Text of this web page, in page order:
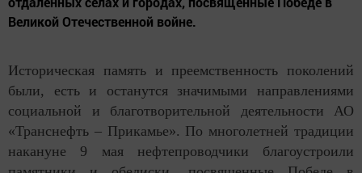
Великой Отечественной войне.
Историческая память и преемственность поколений
были, есть и останутся значимыми направлениями
социальной и благотворительной деятельности АО
«Транснефть – Прикамье». По многолетней традиции
накануне 9 мая нефтепроводчики благоустроили